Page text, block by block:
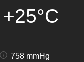
+25°C
758 mmHg